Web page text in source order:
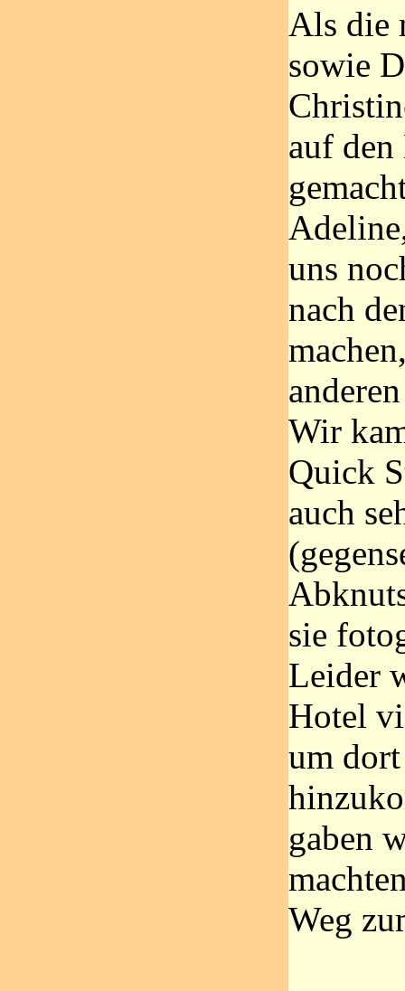
Als die
sowie
auf
uns
nach
Wir
Quick
auch
sie
Leider
Hotel
um
gaben
Weg